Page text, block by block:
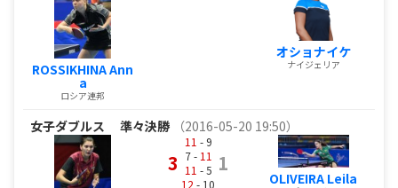
ROSSIKHINA Ann
a
ロシア連邦
オショナイケ
ナイジェリア
女子ダブルス 準々決勝 （2016-05-20 19:50）
3
11 - 9
7 - 11
11 - 5
12 - 10
1
OLIVEIRA Leila